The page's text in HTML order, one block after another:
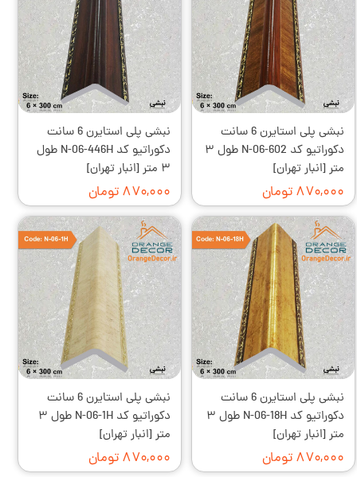
نبشی پلی استایرن 6 سانت
دکوراتیو کد N-06-602 طول ۳
متر [انبار تهران]
۸۷۰,۰۰۰ تومان
نبشی پلی استایرن 6 سانت
دکوراتیو کد N-06-446H طول
۳ متر [انبار تهران]
۸۷۰,۰۰۰ تومان
نبشی پلی استایرن 6 سانت
دکوراتیو کد N-06-18H طول ۳
متر [انبار تهران]
۸۷۰,۰۰۰ تومان
نبشی پلی استایرن 6 سانت
دکوراتیو کد N-06-1H طول ۳
متر [انبار تهران]
۸۷۰,۰۰۰ تومان